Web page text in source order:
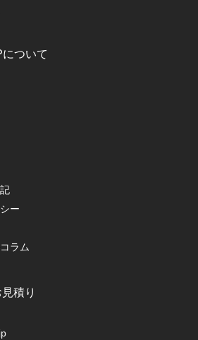
ついて
ー
ラム
積り